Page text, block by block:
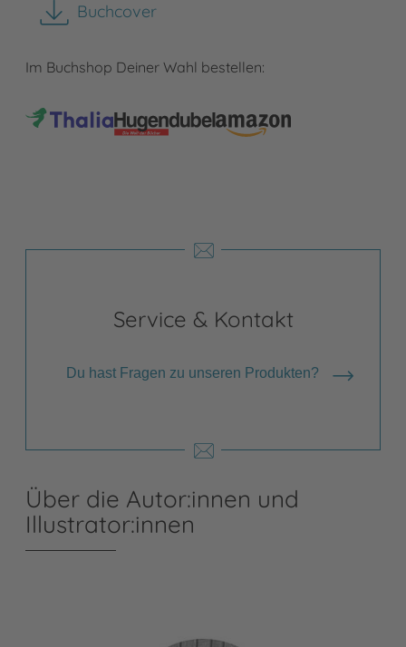
Buchcover
herunterladen
Im Buchshop Deiner Wahl bestellen:
Service & Kontakt
Du hast Fragen zu unseren Produkten?
Über die Autor:innen und
Illustrator:innen